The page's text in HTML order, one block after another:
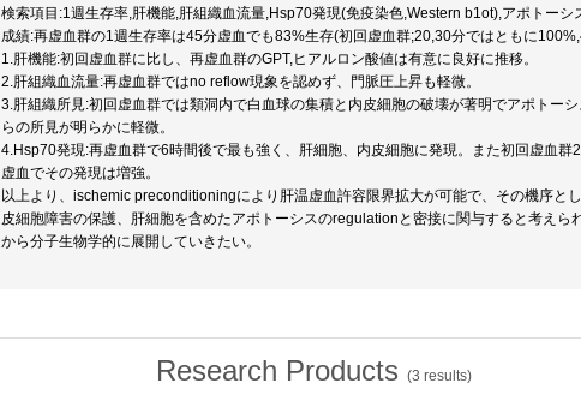
検索項目:1週生存率,肝機能,肝組織血流量,Hsp70発現(免疫染色,Western b1ot),アポトーシ
成績:再虚血群の1週生存率は45分虚血でも83%生存(初回虚血群;20,30分ではともに
1.肝機能:初回虚血群に比し、再虚血群のGPT,ヒアルロン酸値は有意に良好に推移。
2.肝組織血流量:再虚血群ではno reflow現象を認めず、門脈圧上昇も軽微。
3.肝組織所見:初回虚血群では類洞内で白血球の集積と内皮細胞の破壊が著明でアポトー
らの所見が明らかに軽微。
4.Hsp70発現:再虚血群で6時間後で最も強く、肝細胞、内皮細胞に発現。また初回虚血
虚血でその発現は増強。
以上より、ischemic preconditioningにより肝温虚血許容限界拡大が可能で、その機序と
皮細胞障害の保護、肝細胞を含めたアポトーシスのregulationと密接に関与すると考えら
から分子生物学的に展開していきたい。
Research Products (3 results)